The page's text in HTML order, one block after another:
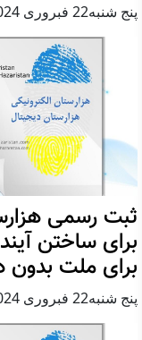
پنج شنبه22 فبروری 2024
ثبت رسمی
برای ساختن
برای ملت بدون
پنج شنبه22 فبروری 2024